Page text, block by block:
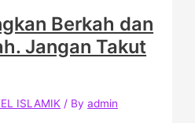
Berkah dan
Jangan Takut
ISLAMIK / Byadmin